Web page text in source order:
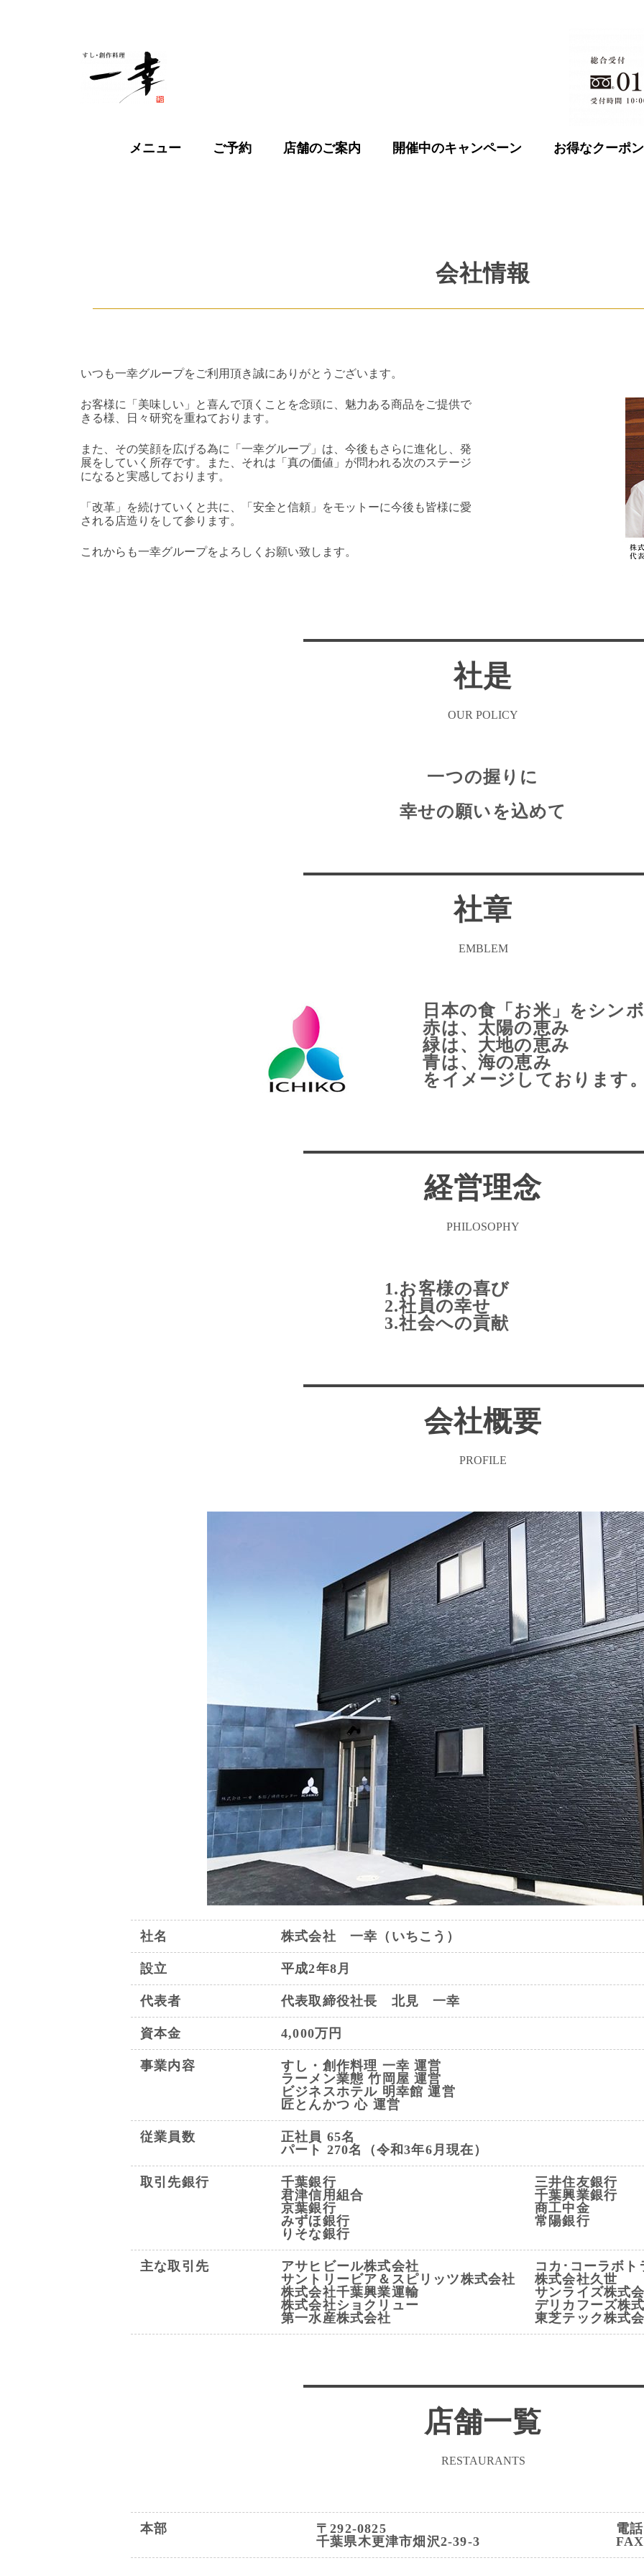
メニュー ご予約 店舗のご案内 開催中のキャンペーン お得なクーポン
会社情報
いつも一幸グループをご利用頂き誠にありがとうございます。
お客様に「美味しい」と喜んで頂くことを念頭に、魅力ある商品をご提供で
きる様、日々研究を重ねております。
また、その笑顔を広げる為に「一幸グループ」は、今後もさらに進化し、発
展をしていく所存です。また、それは「真の価値」が問われる次のステージ
になると実感しております。
「改革」を続けていくと共に、「安全と信頼」をモットーに今後も皆様に愛
される店造りをして参ります。
これからも一幸グループをよろしくお願い致します。
社是
OUR POLICY
一つの握りに
幸せの願いを込めて
社章
EMBLEM
日本の食「お米」をシン
赤は、太陽の恵み
緑は、大地の恵み
青は、海の恵み
をイメージしております。
経営理念
PHILOSOPHY
1.お客様の喜び
2.社員の幸せ
3.社会への貢献
会社概要
PROFILE
社名 株式会社 一幸（いちこう）
設立 平成2年8月
代表者 代表取締役社長 北見 一幸
資本金 4,000万円
事業内容
すし・創作料理 一幸 運営
ラーメン業態 竹岡屋 運営
ビジネスホテル 明幸館 運営
匠とんかつ 心 運営
従業員数
正社員 65名
パート 270名（令和3年6月現在）
取引先銀行
千葉銀行
君津信用組合
京葉銀行
みずほ銀行
りそな銀行
三井住友銀行
千葉興業銀行
商工中金
常陽銀行
主な取引先
アサヒビール株式会社
サントリービア＆スピリッツ株式会社
株式会社千葉興業運輸
株式会社ショクリュー
第一水産株式会社
コカ･コーラボ
株式会社久世
サンライズ株式
デリカフーズ株
東芝テック株式
店舗一覧
RESTAURANTS
本部
〒292-0825
千葉県木更津市畑沢2-39-3
電